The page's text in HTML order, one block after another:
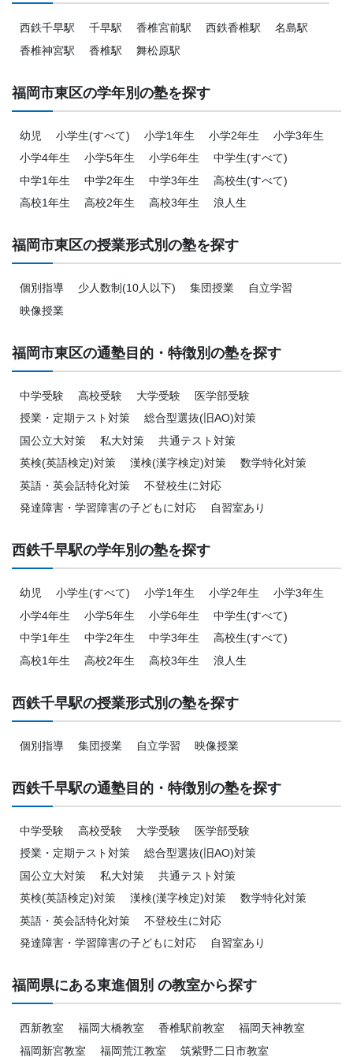
西鉄千早駅 千早駅 香椎宮前駅 西鉄香椎駅
名島駅
香椎神宮駅
香椎駅 舞松原駅
福岡市東区の学年別の塾を探す
幼児 小学生(すべて) 小学1年生 小学2年生
小学3年生
小学4年生
小学5年生 小学6年生
中学生(すべて)
中学1年生
中学2年生 中学3年生
高校生(すべて)
高校1年生
高校2年生 高校3年生 浪人生
福岡市東区の授業形式別の塾を探す
個別指導 少人数制(10人以下) 集団授業
自立学習
映像授業
福岡市東区の通塾目的・特徴別の塾を探す
中学受験 高校受験 大学受験
医学部受験
授業・定期テスト対策
総合型選抜(旧AO)対策
国公立大対策
私大対策
共通テスト対策
英検(英語検定)対策
漢検(漢字検定)対策
数学特化対策
英語・英会話特化対策
不登校生に対応
発達障害・学習障害の子どもに対応
自習室あり
西鉄千早駅の学年別の塾を探す
幼児 小学生(すべて) 小学1年生 小学2年生
小学3年生
小学4年生
小学5年生 小学6年生
中学生(すべて)
中学1年生
中学2年生 中学3年生
高校生(すべて)
高校1年生
高校2年生 高校3年生 浪人生
西鉄千早駅の授業形式別の塾を探す
個別指導 集団授業 自立学習 映像授業
西鉄千早駅の通塾目的・特徴別の塾を探す
中学受験 高校受験 大学受験
医学部受験
授業・定期テスト対策
総合型選抜(旧AO)対策
国公立大対策
私大対策
共通テスト対策
英検(英語検定)対策
漢検(漢字検定)対策
数学特化対策
英語・英会話特化対策
不登校生に対応
発達障害・学習障害の子どもに対応
自習室あり
福岡県にある東進個別 の教室から探す
西新教室 福岡大橋教室 香椎駅前教室
福岡天神教室
福岡新宮教室
福岡荒江教室
筑紫野二日市教室